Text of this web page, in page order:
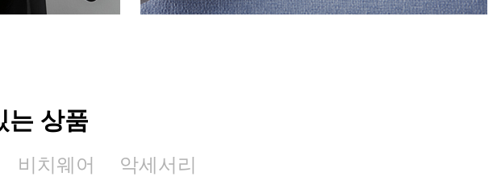
는 상품
비치웨어 악세서리